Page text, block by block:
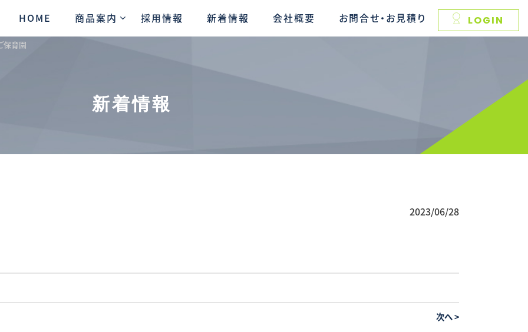
HOME 商品案内 採用情報 新着情報 会社概要 お問合せ・お見積り LOGIN
保育園
新着情報
2023/06/28
次へ>